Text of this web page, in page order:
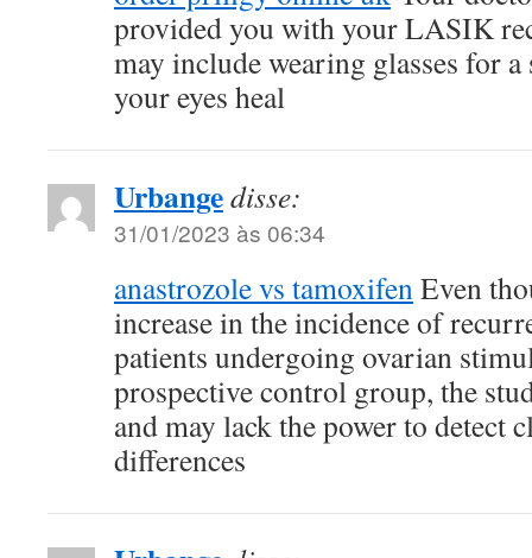
provided you with your LASIK
may include wearing glasses for
your eyes heal
Urbangedisse:
31/01/2023 às 06:34
anastrozole vs tamoxifenEven
increase in the incidence of
patients undergoing ovarian
prospective control group, the
and may lack the power to detect
differences